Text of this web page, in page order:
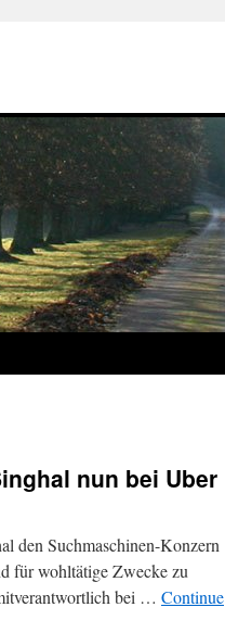
nun bei Uber
den Suchmaschinen-Konzern
für wohltätige Zwecke zu
bei … Continue